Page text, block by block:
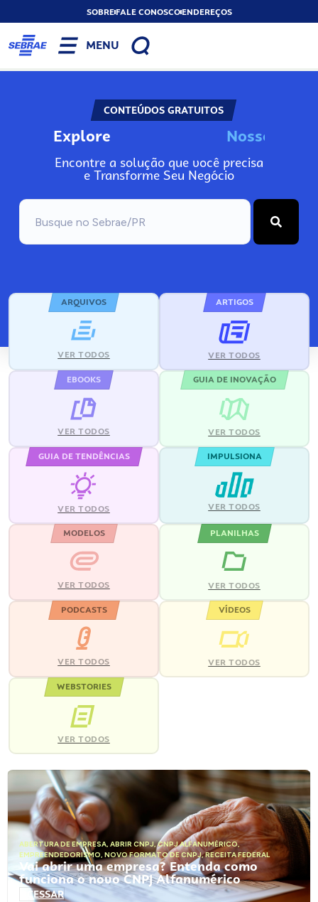
SOBREFALE CONOSCOENDEREÇOS
MENU
CONTEÚDOS GRATUITOS
Explore Nosso
Encontre a solução que você precisa
e Transforme Seu Negócio
ARQUIVOS
VER TODOS
ARTIGOS
VER TODOS
EBOOKS
VER TODOS
GUIA DE INOVAÇÃO
VER TODOS
GUIA DE TENDÊNCIAS
VER TODOS
IMPULSIONA
VER TODOS
MODELOS
VER TODOS
PLANILHAS
VER TODOS
PODCASTS
VER TODOS
VÍDEOS
VER TODOS
WEBSTORIES
VER TODOS
ABERTURA DE EMPRESA, ABRIR CNPJ,CNPJ ALFANUMÉRICO,
EMPREENDEDORISMO, NOVO FORMATO DE CNPJ,RECEITA FEDERAL
Vai abrir uma empresa? Entenda como
funciona o novo CNPJ Alfanumérico
ACESSAR